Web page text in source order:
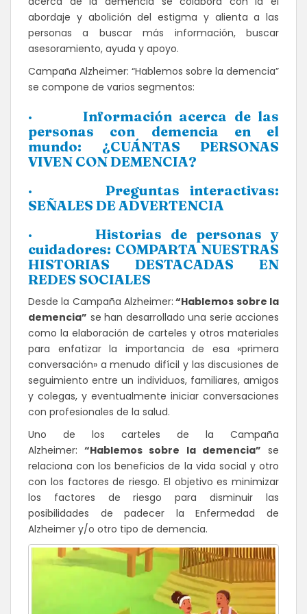
abordaje y abolición del estigma y alienta a las
personas a buscar más información, buscar
asesoramiento, ayuda y apoyo.
Campaña Alzheimer: “Hablemos sobre la demencia”
se compone de varios segmentos:
· Información acerca de las
personas con demencia en el
mundo: ¿CUÁNTAS PERSONAS
VIVEN CON DEMENCIA?
· Preguntas interactivas:
SEÑALES DE ADVERTENCIA
· Historias de personas y
cuidadores: COMPARTA NUESTRAS
HISTORIAS DESTACADAS EN
REDES SOCIALES
Desde la Campaña Alzheimer: “Hablemos sobre la
demencia” se han desarrollado una serie acciones
como la elaboración de carteles y otros materiales
para enfatizar la importancia de esa «primera
conversación» a menudo difícil y las discusiones de
seguimiento entre un individuos, familiares, amigos
y colegas, y eventualmente iniciar conversaciones
con profesionales de la salud.
Uno de los carteles de la Campaña
Alzheimer: “Hablemos sobre la demencia” se
relaciona con los beneficios de la vida social y otro
con los factores de riesgo. El objetivo es minimizar
los factores de riesgo para disminuir las
posibilidades de padecer la Enfermedad de
Alzheimer y/o otro tipo de demencia.